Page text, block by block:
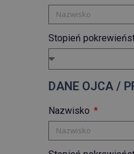
Stopień
DANE OJCA /
Nazwisko